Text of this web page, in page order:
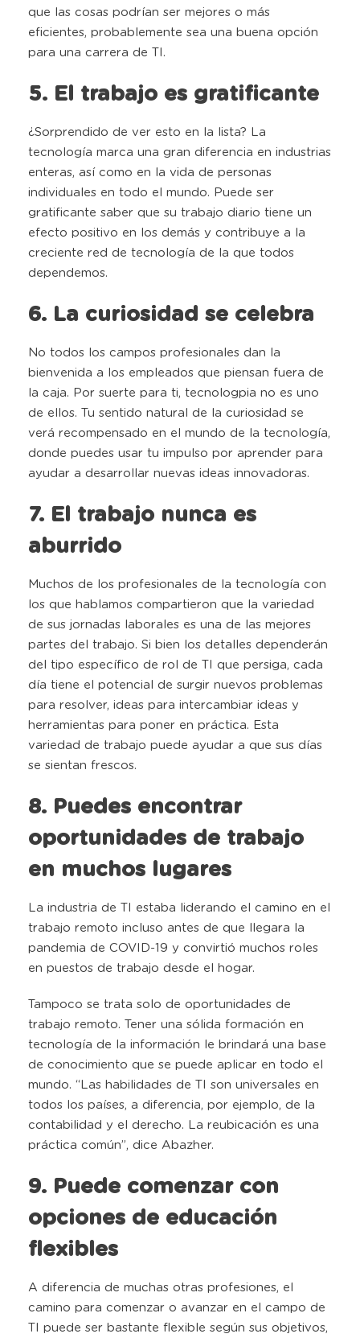
que las cosas podrían ser mejores o más
eficientes, probablemente sea una buena opción
para una carrera de TI.
5. El trabajo es gratificante
¿Sorprendido de ver esto en la lista? La
tecnología marca una gran diferencia en industrias
enteras, así como en la vida de personas
individuales en todo el mundo. Puede ser
gratificante saber que su trabajo diario tiene un
efecto positivo en los demás y contribuye a la
creciente red de tecnología de la que todos
dependemos.
6. La curiosidad se celebra
No todos los campos profesionales dan la
bienvenida a los empleados que piensan fuera de
la caja. Por suerte para ti, tecnologpia no es uno
de ellos. Tu sentido natural de la curiosidad se
verá recompensado en el mundo de la tecnología,
donde puedes usar tu impulso por aprender para
ayudar a desarrollar nuevas ideas innovadoras.
7. El trabajo nunca es
aburrido
Muchos de los profesionales de la tecnología con
los que hablamos compartieron que la variedad
de sus jornadas laborales es una de las mejores
partes del trabajo. Si bien los detalles dependerán
del tipo específico de rol de TI que persiga, cada
día tiene el potencial de surgir nuevos problemas
para resolver, ideas para intercambiar ideas y
herramientas para poner en práctica. Esta
variedad de trabajo puede ayudar a que sus días
se sientan frescos.
8. Puedes encontrar
oportunidades de trabajo
en muchos lugares
La industria de TI estaba liderando el camino en el
trabajo remoto incluso antes de que llegara la
pandemia de COVID-19 y convirtió muchos roles
en puestos de trabajo desde el hogar.
Tampoco se trata solo de oportunidades de
trabajo remoto. Tener una sólida formación en
tecnología de la información le brindará una base
de conocimiento que se puede aplicar en todo el
mundo. “Las habilidades de TI son universales en
todos los países, a diferencia, por ejemplo, de la
contabilidad y el derecho. La reubicación es una
práctica común”, dice Abazher.
9. Puede comenzar con
opciones de educación
flexibles
A diferencia de muchas otras profesiones, el
camino para comenzar o avanzar en el campo de
TI puede ser bastante flexible según sus objetivos,